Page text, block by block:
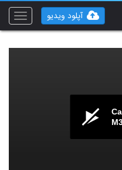
Toggle
آپلود ویدیو